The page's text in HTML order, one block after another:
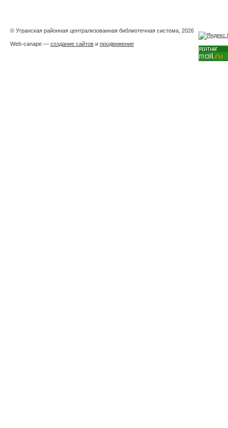
© Угранская районная централизованная библиотечная система, 2026
Web-canape — создание сайтов и продвижение